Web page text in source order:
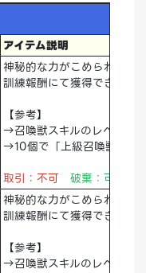
アイテム説明
神秘的な力がこめられた注
訓練報酬にて獲得できます。
【参考】
→召喚獣スキルのレベルア
→10個で「上級召喚獣スキ
取引：不可
破棄：可能
神秘的な力がこめられた注
訓練報酬にて獲得できます。
【参考】
→召喚獣スキルのレベルア